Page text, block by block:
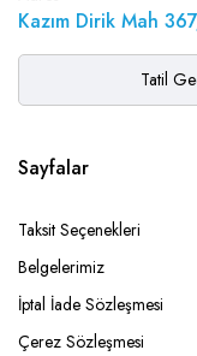
Kazım Dirik Mah
Tatil
Sayfalar
Taksit Seçenekleri
Belgelerimiz
İptal İade Sözleşmesi
Çerez Sözleşmesi